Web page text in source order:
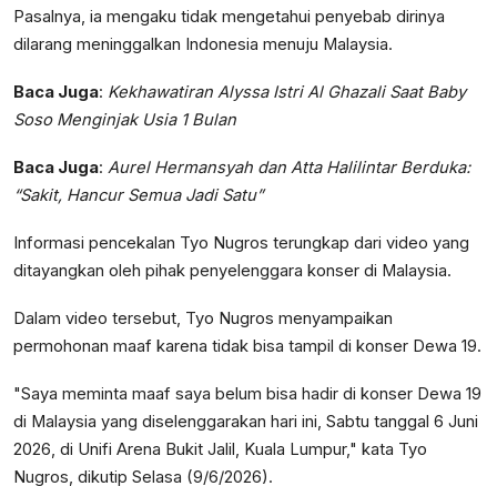
Pasalnya, ia mengaku tidak mengetahui penyebab dirinya
dilarang meninggalkan Indonesia menuju Malaysia.
Baca Juga: Kekhawatiran Alyssa Istri Al Ghazali Saat Baby
Soso Menginjak Usia 1 Bulan
Baca Juga: Aurel Hermansyah dan Atta Halilintar Berduka:
“Sakit, Hancur Semua Jadi Satu”
Informasi pencekalan Tyo Nugros terungkap dari video yang
ditayangkan oleh pihak penyelenggara konser di Malaysia.
Dalam video tersebut, Tyo Nugros menyampaikan
permohonan maaf karena tidak bisa tampil di konser Dewa 19.
"Saya meminta maaf saya belum bisa hadir di konser Dewa 19
di Malaysia yang diselenggarakan hari ini, Sabtu tanggal 6 Juni
2026, di Unifi Arena Bukit Jalil, Kuala Lumpur," kata Tyo
Nugros, dikutip Selasa (9/6/2026).